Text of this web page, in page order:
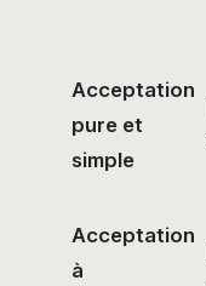
Acceptation
pure et
simple
Acceptation
à